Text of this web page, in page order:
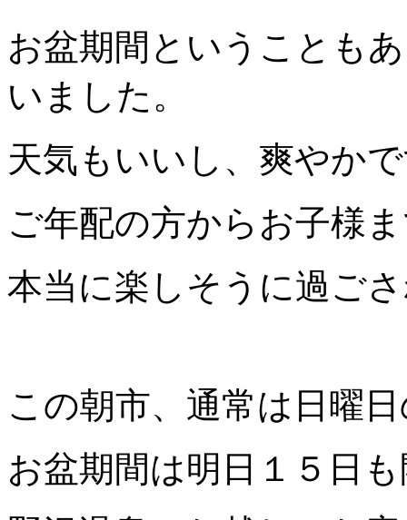
お盆期間ということも
いました。
天気もいいし、爽やか
ご年配の方からお子様
本当に楽しそうに過ご
この朝市、通常は日曜
お盆期間は明日１５日